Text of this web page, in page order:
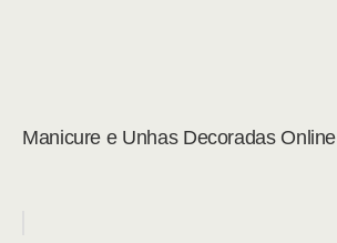
Manicure e Unhas Decoradas Online